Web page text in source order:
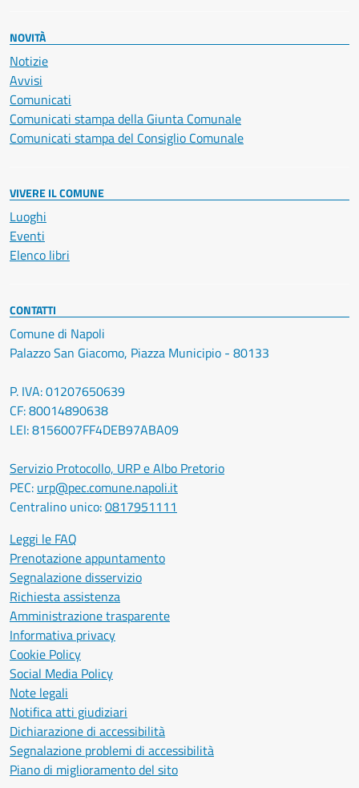
NOVITÀ
Notizie
Avvisi
Comunicati
Comunicati stampa della Giunta Comunale
Comunicati stampa del Consiglio Comunale
VIVERE IL COMUNE
Luoghi
Eventi
Elenco libri
CONTATTI
Comune di Napoli
Palazzo San Giacomo, Piazza Municipio - 80133
P. IVA: 01207650639
CF: 80014890638
LEI: 8156007FF4DEB97ABA09
Servizio Protocollo, URP e Albo Pretorio
PEC: urp@pec.comune.napoli.it
Centralino unico:0817951111
Leggi le FAQ
Prenotazione appuntamento
Segnalazione disservizio
Richiesta assistenza
Amministrazione trasparente
Informativa privacy
Cookie Policy
Social Media Policy
Note legali
Notifica atti giudiziari
Dichiarazione di accessibilità
Segnalazione problemi di accessibilità
Piano di miglioramento del sito